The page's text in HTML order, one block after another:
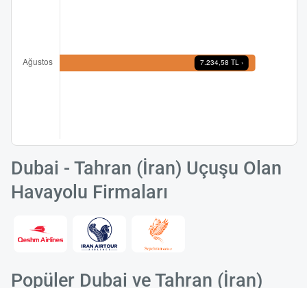
Dubai - Tahran (İran) Uçuşu Olan
Havayolu Firmaları
Popüler Dubai ve Tahran (İran)